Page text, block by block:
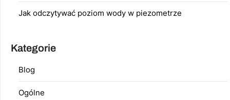
Jak odczytywać poziom wody w piezometrze
Kategorie
Blog
Ogólne